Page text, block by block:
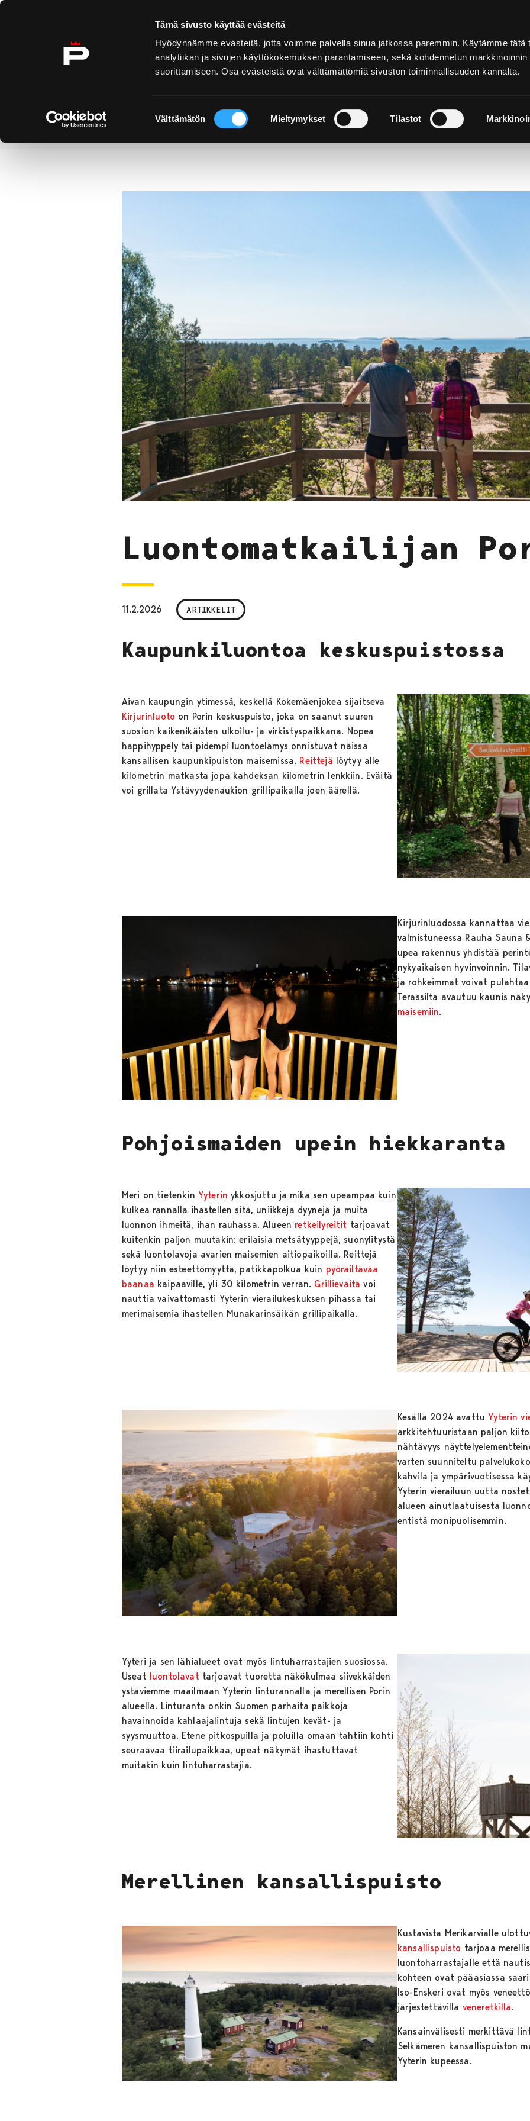
Tämä sivusto käyttää evästeitä
Hyödynnämme evästeitä, jotta voimme palvella sinua jatkossa paremmin. Käytämme tätä
analytiikan ja sivujen käyttökokemuksen parantamiseen, sekä kohdennetun markkinoinnin
suorittamiseen. Osa evästeistä ovat välttämättömiä sivuston toiminnallisuuden kannalta.
valinta
Välttämätön Mieltymykset Tilastot
Ohita sisältö
Etusivu
Luontomatkailijan
11.2.2026 ARTIKKELIT
Kaupunkiluontoa keskuspuistossa
Aivan kaupungin ytimessä, keskellä Kokemäenjokea sijaitseva
Kirjurinluoto on Porin keskuspuisto, joka on saanut suuren
suosion kaikenikäisten ulkoilu- ja virkistyspaikkana. Nopea
happihyppely tai pidempi luontoelämys onnistuvat näissä
kansallisen kaupunkipuiston maisemissa. Reittejä löytyy alle
kilometrin matkasta jopa kahdeksan kilometrin lenkkiin. Eväitä
voi grillata Ystävyydenaukion grillipaikalla joen äärellä.
Kirjurinluodossa kannattaa
valmistuneessa Rauha Sauna
upea rakennus yhdistää
nykyaikaisen hyvinvoinnin.
ja rohkeimmat voivat
Terassilta avautuu kaunis
maisemiin.
Pohjoismaiden upein hiekkaranta
Meri on tietenkin Yyterin ykkösjuttu ja mikä sen upeampaa kuin
kulkea rannalla ihastellen sitä, uniikkeja dyynejä ja muita
luonnon ihmeitä, ihan rauhassa. Alueen retkeilyreitit tarjoavat
kuitenkin paljon muutakin: erilaisia metsätyyppejä, suonylitystä
sekä luontolavoja avarien maisemien aitiopaikoilla. Reittejä
löytyy niin esteettömyyttä, patikkapolkua kuin pyöräiltävää
baanaa kaipaaville, yli 30 kilometrin verran. Grillieväitä voi
nauttia vaivattomasti Yyterin vierailukeskuksen pihassa tai
merimaisemia ihastellen Munakarinsäikän grillipaikalla.
Kesällä 2024 avattuYyterin
arkkitehtuuristaan paljon
nähtävyys
varten suunniteltu
kahvila ja ympärivuotisessa
Yyterin vierailuun uutta
alueen ainutlaatuisesta
entistä monipuolisemmin.
Yyteri ja sen lähialueet ovat myös lintuharrastajien suosiossa.
Useat luontolavat tarjoavat tuoretta näkökulmaa siivekkäiden
ystäviemme maailmaan Yyterin linturannalla ja merellisen Porin
alueella. Linturanta onkin Suomen parhaita paikkoja
havainnoida kahlaajalintuja sekä lintujen kevät- ja
syysmuuttoa. Etene pitkospuilla ja poluilla omaan tahtiin kohti
seuraavaa tiirailupaikkaa, upeat näkymät ihastuttavat
muitakin kuin lintuharrastajia.
Merellinen kansallispuisto
Kustavista Merikarvialle
kansallispuisto tarjoaa
luontoharrastajalle että
kohteen ovat pääasiassa
Iso-Enskeri ovat myös
järjestettävillä veneretkillä.
Kansainvälisesti merkittävä
Selkämeren kansallispuiston
Yyterin kupeessa.